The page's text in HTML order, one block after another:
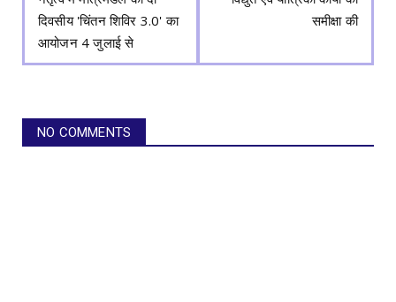
दिवसीय 'चिंतन शिविर 3.0' का
आयोजन 4 जुलाई से
समीक्षा की
NO COMMENTS